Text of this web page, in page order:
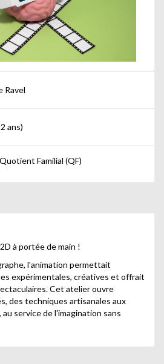
Ravel
ans)
Familial (QF)
à portée de main !
l'animation permettait
expérimentales, créatives et offrait
Cet atelier ouvre
des techniques artisanales aux
service de l'imagination sans